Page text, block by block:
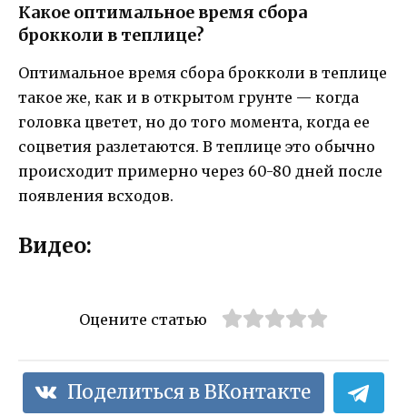
Какое оптимальное время сбора
брокколи в теплице?
Оптимальное время сбора брокколи в теплице
такое же, как и в открытом грунте — когда
головка цветет, но до того момента, когда ее
соцветия разлетаются. В теплице это обычно
происходит примерно через 60-80 дней после
появления всходов.
Видео:
Оцените статью
Поделиться в ВКонтакте